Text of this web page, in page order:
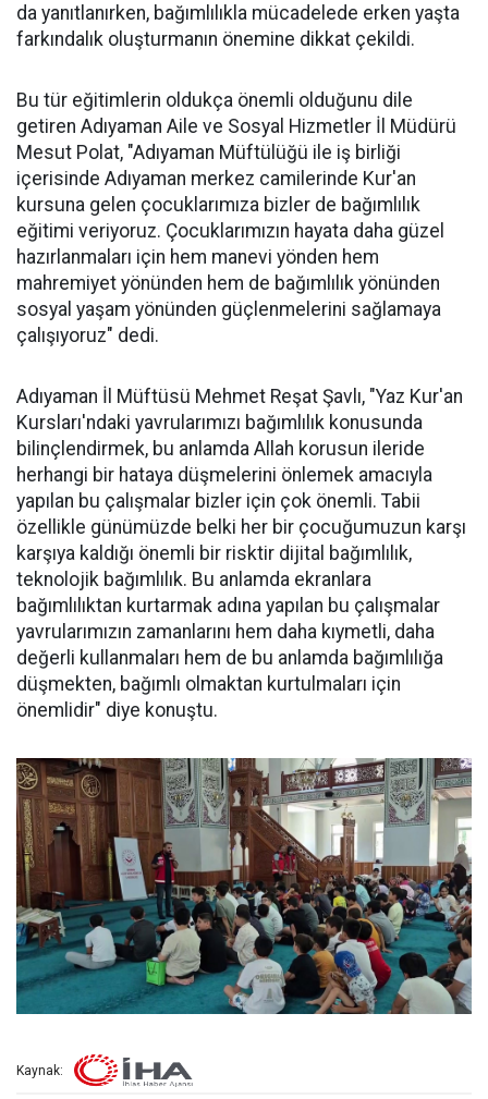
da yanıtlanırken, bağımlılıkla mücadelede erken yaşta
farkındalık oluşturmanın önemine dikkat çekildi.
Bu tür eğitimlerin oldukça önemli olduğunu dile
getiren Adıyaman Aile ve Sosyal Hizmetler İl Müdürü
Mesut Polat, "Adıyaman Müftülüğü ile iş birliği
içerisinde Adıyaman merkez camilerinde Kur'an
kursuna gelen çocuklarımıza bizler de bağımlılık
eğitimi veriyoruz. Çocuklarımızın hayata daha güzel
hazırlanmaları için hem manevi yönden hem
mahremiyet yönünden hem de bağımlılık yönünden
sosyal yaşam yönünden güçlenmelerini sağlamaya
çalışıyoruz" dedi.
Adıyaman İl Müftüsü Mehmet Reşat Şavlı, "Yaz Kur'an
Kursları'ndaki yavrularımızı bağımlılık konusunda
bilinçlendirmek, bu anlamda Allah korusun ileride
herhangi bir hataya düşmelerini önlemek amacıyla
yapılan bu çalışmalar bizler için çok önemli. Tabii
özellikle günümüzde belki her bir çocuğumuzun karşı
karşıya kaldığı önemli bir risktir dijital bağımlılık,
teknolojik bağımlılık. Bu anlamda ekranlara
bağımlılıktan kurtarmak adına yapılan bu çalışmalar
yavrularımızın zamanlarını hem daha kıymetli, daha
değerli kullanmaları hem de bu anlamda bağımlılığa
düşmekten, bağımlı olmaktan kurtulmaları için
önemlidir" diye konuştu.
Kaynak: